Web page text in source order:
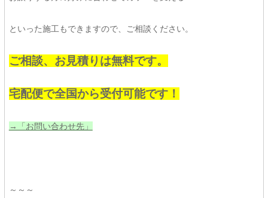
といった施工もできますので、ご相談ください。
ご相談、お見積りは無料です。
宅配便で全国から受付可能です！
→「お問い合わせ先」
～～～